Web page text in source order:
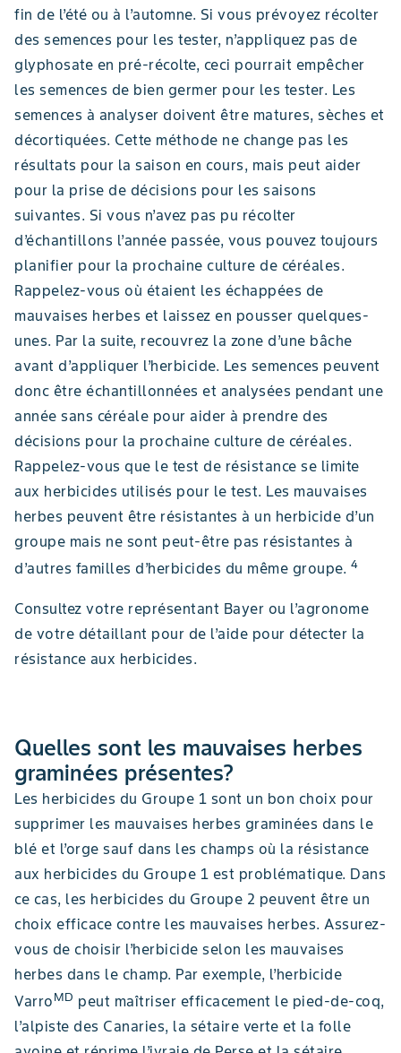
fin de l’été ou à l’automne. Si vous prévoyez récolter
des semences pour les tester, n’appliquez pas de
glyphosate en pré-récolte, ceci pourrait empêcher
les semences de bien germer pour les tester. Les
semences à analyser doivent être matures, sèches et
décortiquées. Cette méthode ne change pas les
résultats pour la saison en cours, mais peut aider
pour la prise de décisions pour les saisons
suivantes. Si vous n’avez pas pu récolter
d’échantillons l’année passée, vous pouvez toujours
planifier pour la prochaine culture de céréales.
Rappelez-vous où étaient les échappées de
mauvaises herbes et laissez en pousser quelques-
unes. Par la suite, recouvrez la zone d’une bâche
avant d’appliquer l’herbicide. Les semences peuvent
donc être échantillonnées et analysées pendant une
année sans céréale pour aider à prendre des
décisions pour la prochaine culture de céréales.
Rappelez-vous que le test de résistance se limite
aux herbicides utilisés pour le test. Les mauvaises
herbes peuvent être résistantes à un herbicide d’un
groupe mais ne sont peut-être pas résistantes à
d’autres familles d’herbicides du même groupe. 4
Consultez votre représentant Bayer ou l’agronome
de votre détaillant pour de l’aide pour détecter la
résistance aux herbicides.
Quelles sont les mauvaises herbes
graminées présentes?
Les herbicides du Groupe 1 sont un bon choix pour
supprimer les mauvaises herbes graminées dans le
blé et l’orge sauf dans les champs où la résistance
aux herbicides du Groupe 1 est problématique. Dans
ce cas, les herbicides du Groupe 2 peuvent être un
choix efficace contre les mauvaises herbes. Assurez-
vous de choisir l’herbicide selon les mauvaises
herbes dans le champ. Par exemple, l’herbicide
VarroMD peut maîtriser efficacement le pied-de-coq,
l’alpiste des Canaries, la sétaire verte et la folle